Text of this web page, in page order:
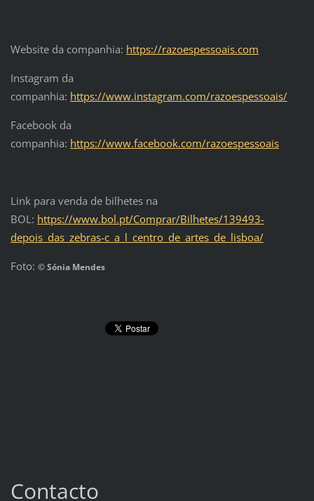
Website da companhia: https://razoespessoais.com
Instagram da
companhia: https://www.instagram.com/razoespessoais/
Facebook da
companhia: https://www.facebook.com/razoespessoais
Link para venda de bilhetes na
BOL: https://www.bol.pt/Comprar/Bilhetes/139493-
depois_das_zebras-c_a_l_centro_de_artes_de_lisboa/
Foto: © Sónia Mendes
Contacto